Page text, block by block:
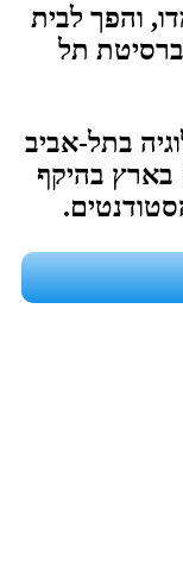
והפך לבית
תל
בתל-אביב
בארץ בהיקף